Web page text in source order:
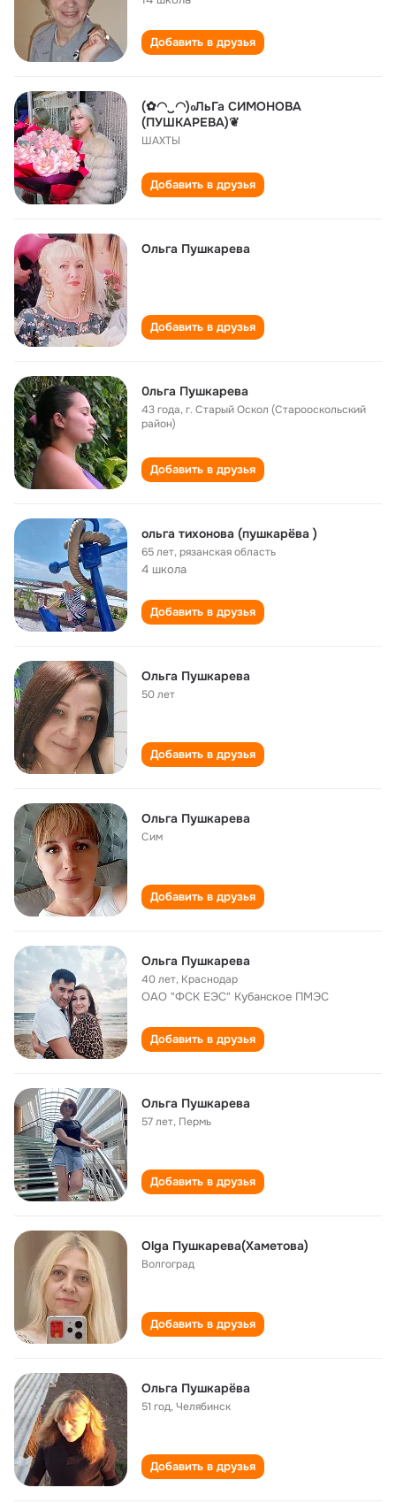
Добавить в друзья
(✿◠‿◠)ℴЛьГа СИМОНОВА
(ПУШКАРЕВА)❦
ШАХТЫ
Добавить в друзья
Ольга Пушкарева
Добавить в друзья
0льга Пушкарева
43 года,г. Старый Оскол (Старооскольский
район)
Добавить в друзья
ольга тихонова (пушкарёва )
65 лет,рязанская область
4 школа
Добавить в друзья
Ольга Пушкарева
50 лет
Добавить в друзья
Ольга Пушкарева
Сим
Добавить в друзья
Ольга Пушкарева
40 лет, Краснодар
ОАО "ФСК ЕЭС" Кубанское ПМЭС
Добавить в друзья
Ольга Пушкарева
57 лет, Пермь
Добавить в друзья
Olga Пушкарева(Хаметова)
Волгоград
Добавить в друзья
Ольга Пушкарёва
51 год,Челябинск
Добавить в друзья